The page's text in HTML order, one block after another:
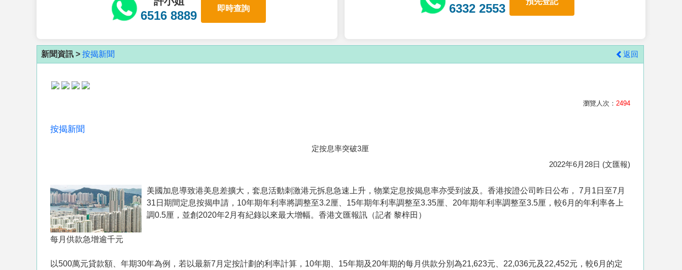
6516 8889
即時查詢 6332 2553
新聞資訊 > 按揭新聞 返回
瀏覽人次： 2494
按揭新聞
定按息率突破3厘
2022年6月28日 (文匯報)
美國加息導致港美息差擴大，套息活動刺激港元拆息急速上升，物業定息按揭息率亦受到波及。香港按證公司昨日公布， 7月1日至7月
31日期間定息按揭申請，10年期年利率將調整至3.2厘、15年期年利率調整至3.35厘、20年期年利率調整至3.5厘，較6月的年利率各上
調0.5厘，並創2020年2月有紀錄以來最大增幅。香港文匯報訊（記者 黎梓田）
每月供款急增逾千元
以500萬元貸款額、年期30年為例，若以最新7月定按計劃的利率計算，10年期、15年期及20年期的每月供款分別為21,623元、22,036元及22,452元，較6月的定